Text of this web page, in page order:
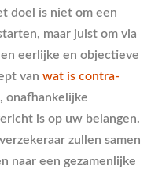
doel is niet om een
maar juist om via
eerlijke en objectieve
van wat is contra-
onafhankelijke
is op uw belangen.
zullen samen
naar een gezamenlijke